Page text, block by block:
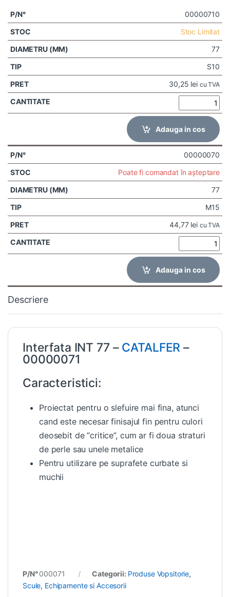
00000710
Stoc Limitat
77
S10
30,25 lei cu TVA
Adauga in cos
00000070
Poate fi comandat în așteptare
77
M15
44,77 lei cu TVA
Adauga in cos
Descriere
Interfata INT 77 – CATALFER –
00000071
Caracteristici:
Proiectat pentru o slefuire mai fina, atunci
cand este necesar finisajul fin pentru culori
deosebit de “critice”, cum ar fi doua straturi
de perle sau unele metalice
Pentru utilizare pe suprafete curbate si
muchii
P/N°000071 Categorii: Produse Vopsitorie,
Scule, Echipamente si Accesorii